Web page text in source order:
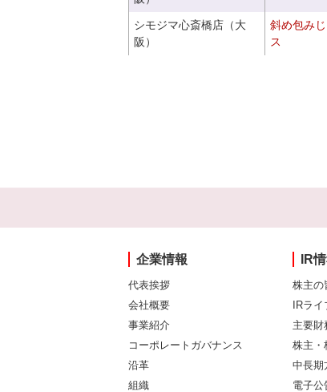
シモジマ心斎橋店（大
阪）
斜め包み
ス
企業情報
代表挨拶
会社概要
事業紹介
コーポレートガバナンス
沿革
組織
IR
株主の
IRラ
主要財
株主・
中長期
電子公